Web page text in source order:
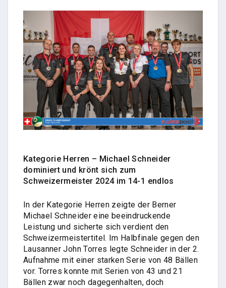
Kategorie Herren – Michael Schneider
dominiert und krönt sich zum
Schweizermeister 2024 im 14-1 endlos
In der Kategorie Herren zeigte der Berner
Michael Schneider eine beeindruckende
Leistung und sicherte sich verdient den
Schweizermeistertitel. Im Halbfinale gegen den
Lausanner John Torres legte Schneider in der 2.
Aufnahme mit einer starken Serie von 48 Bällen
vor. Torres konnte mit Serien von 43 und 21
Bällen zwar noch dagegenhalten, doch